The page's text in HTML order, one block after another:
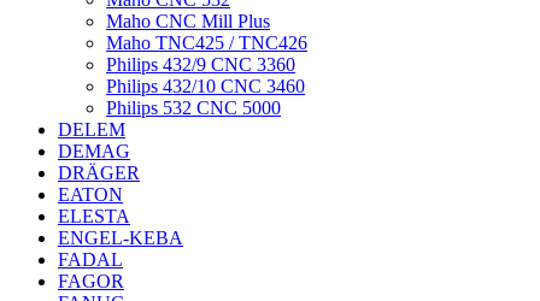
Maho CNC Mill Plus
Maho TNC425 / TNC426
Philips 432/9 CNC 3360
Philips 432/10 CNC 3460
Philips 532 CNC 5000
DELEM
DEMAG
DRÄGER
EATON
ELESTA
ENGEL-KEBA
FADAL
FAGOR